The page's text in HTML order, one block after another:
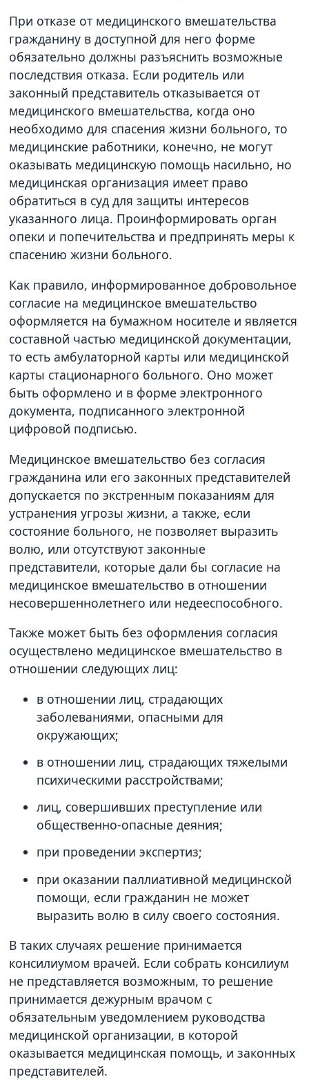
При отказе от медицинского вмешательства
гражданину в доступной для него форме
обязательно должны разъяснить возможные
последствия отказа. Если родитель или
законный представитель отказывается от
медицинского вмешательства, когда оно
необходимо для спасения жизни больного, то
медицинские работники, конечно, не могут
оказывать медицинскую помощь насильно, но
медицинская организация имеет право
обратиться в суд для защиты интересов
указанного лица. Проинформировать орган
опеки и попечительства и предпринять меры к
спасению жизни больного.
Как правило, информированное добровольное
согласие на медицинское вмешательство
оформляется на бумажном носителе и является
составной частью медицинской документации,
то есть амбулаторной карты или медицинской
карты стационарного больного. Оно может
быть оформлено и в форме электронного
документа, подписанного электронной
цифровой подписью.
Медицинское вмешательство без согласия
гражданина или его законных представителей
допускается по экстренным показаниям для
устранения угрозы жизни, а также, если
состояние больного, не позволяет выразить
волю, или отсутствуют законные
представители, которые дали бы согласие на
медицинское вмешательство в отношении
несовершеннолетнего или недееспособного.
Также может быть без оформления согласия
осуществлено медицинское вмешательство в
отношении следующих лиц:
в отношении лиц, страдающих
заболеваниями, опасными для
окружающих;
в отношении лиц, страдающих тяжелыми
психическими расстройствами;
лиц, совершивших преступление или
общественно-опасные деяния;
при проведении экспертиз;
при оказании паллиативной медицинской
помощи, если гражданин не может
выразить волю в силу своего состояния.
В таких случаях решение принимается
консилиумом врачей. Если собрать консилиум
не представляется возможным, то решение
принимается дежурным врачом с
обязательным уведомлением руководства
медицинской организации, в которой
оказывается медицинская помощь, и законных
представителей.